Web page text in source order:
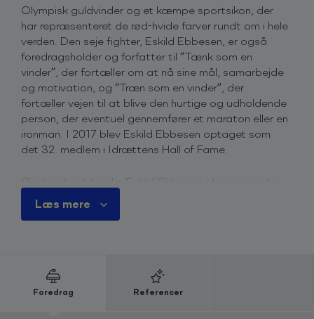
Olympisk guldvinder og et kæmpe sportsikon, der
har repræsenteret de rød-hvide farver rundt om i hele
verden. Den seje fighter, Eskild Ebbesen, er også
foredragsholder og forfatter til ”Tænk som en
vinder”, der fortæller om at nå sine mål, samarbejde
og motivation, og “Træn som en vinder”, der
fortæller vejen til at blive den hurtige og udholdende
person, der eventuel gennemfører et maraton eller en
ironman. I 2017 blev Eskild Ebbesen optaget som
det 32. medlem i Idrættens Hall of Fame.
Ønsker du at booke Eskild Ebbesen til jeres næste
kontakte os via bookingformularen på denne side. Vi
Du er også velkommen til at kontakte os på telefon
+45 4615 3700
, for mere information omkring priser
Læs mere
Foredrag Referencer